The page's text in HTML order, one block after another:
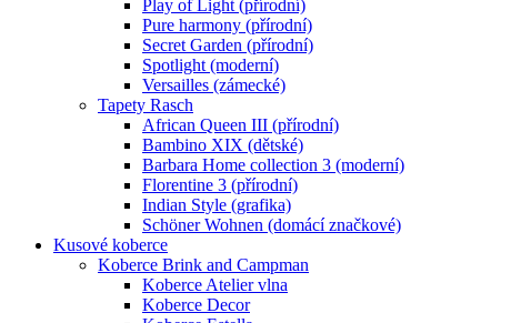
Play of Light (přírodní)
Pure harmony (přírodní)
Secret Garden (přírodní)
Spotlight (moderní)
Versailles (zámecké)
Tapety Rasch
African Queen III (přírodní)
Bambino XIX (dětské)
Barbara Home collection 3 (moderní)
Florentine 3 (přírodní)
Indian Style (grafika)
Schöner Wohnen (domácí značkové)
Kusové koberce
Koberce Brink and Campman
Koberce Atelier vlna
Koberce Decor